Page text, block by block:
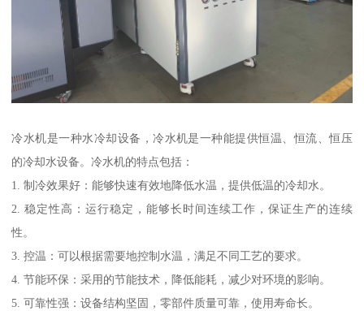
冷水机是一种水冷却设备，冷水机是一种能提供恒温、恒流、恒压
的冷却水设备。冷水机的特点包括：
1. 制冷效果好：能够快速有效地降低水温，提供低温的冷却水。
2. 稳定性高：运行稳定，能够长时间连续工作，保证生产的连续
性。
3. 控温：可以根据需要地控制水温，满足不同工艺的要求。
4. 节能环保：采用的节能技术，降低能耗，减少对环境的影响。
5. 可靠性强：设备结构坚固，零部件质量可靠，使用寿命长。